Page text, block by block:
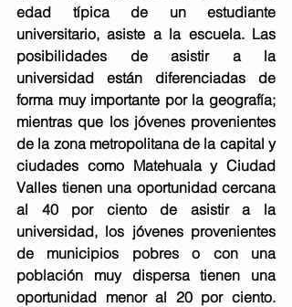
edad típica de un estudiante
universitario, asiste a la escuela. Las
posibilidades de asistir a la
universidad están diferenciadas de
forma muy importante por la geografía;
mientras que los jóvenes provenientes
de la zona metropolitana de la capital y
ciudades como Matehuala y Ciudad
Valles tienen una oportunidad cercana
al 40 por ciento de asistir a la
universidad, los jóvenes provenientes
de municipios pobres o con una
población muy dispersa tienen una
oportunidad menor al 20 por ciento.